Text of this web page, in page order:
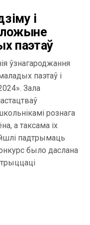
і
паэтаў
ўзнагароджання
паэтаў і
Зала
рознага
а таксама іх
падтрымаць
было даслана